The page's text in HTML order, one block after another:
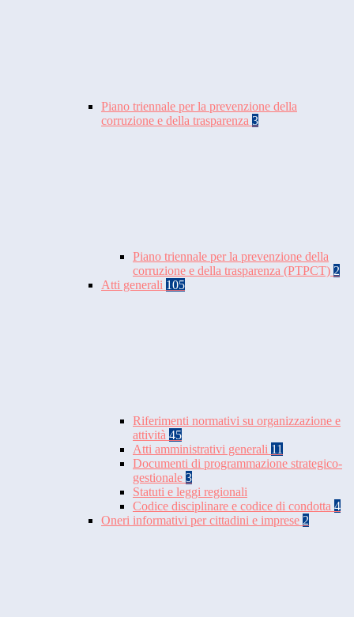
Piano triennale per la prevenzione della
corruzione e della trasparenza 3
Piano triennale per la prevenzione della
corruzione e della trasparenza (PTPCT) 2
Atti generali 105
Riferimenti normativi su organizzazione e
attività 45
Atti amministrativi generali 11
Documenti di programmazione strategico-
gestionale 3
Statuti e leggi regionali
Codice disciplinare e codice di condotta 4
Oneri informativi per cittadini e imprese 2